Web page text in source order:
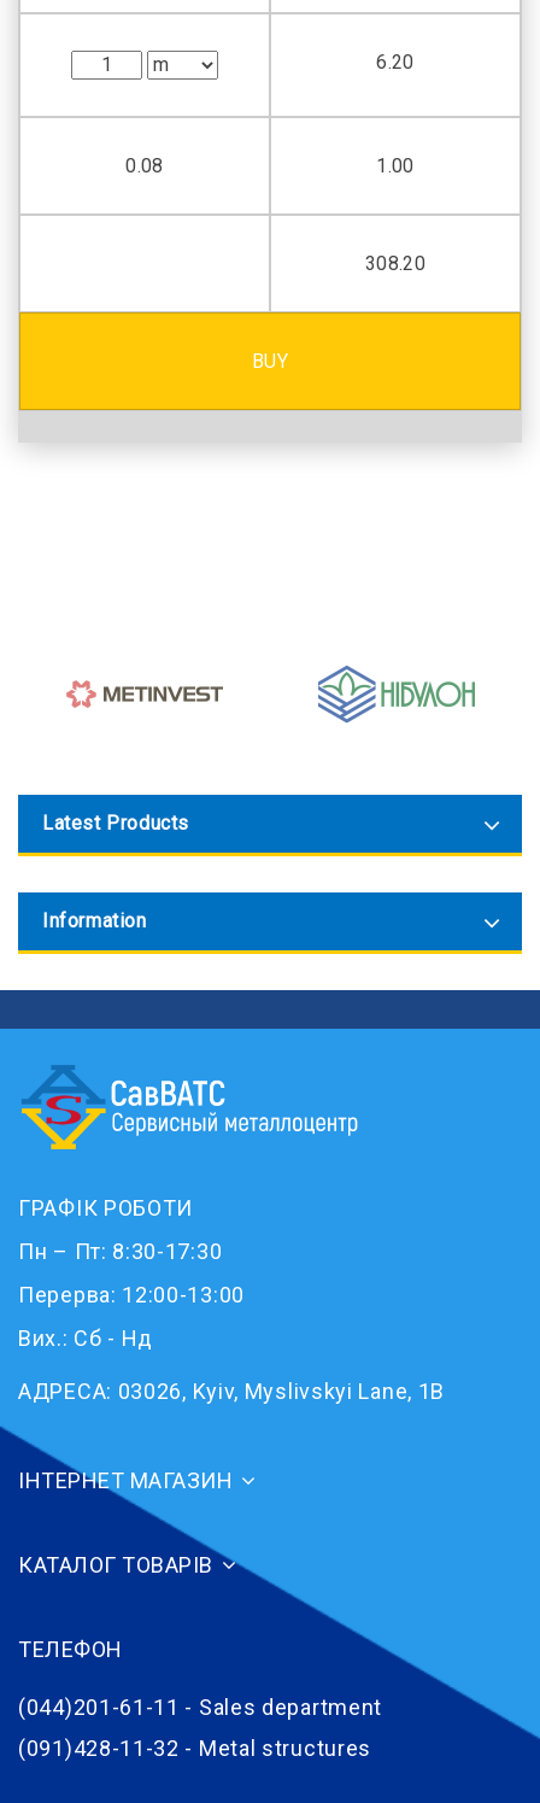
6.20
0.08 1.00
308.20
BUY
Latest Products
Information
ГРАФІК РОБОТИ
Пн – Пт: 8:30-17:30
Перерва: 12:00-13:00
Вих.: Сб - Нд
АДРЕСА: 03026, Kyiv, Myslivskyi Lane, 1B
ІНТЕРНЕТ МАГАЗИН
КАТАЛОГ ТОВАРІВ
ТЕЛЕФОН
(044)201-61-11 - Sales department
(091)428-11-32 - Metal structures